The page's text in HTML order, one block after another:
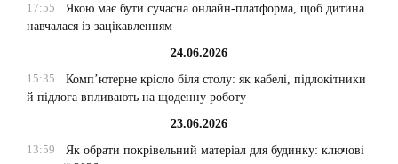
17:55
Якою має бути сучасна онлайн-платформа, щоб дитина
навчалася із зацікавленням
24.06.2026
15:35
Комп’ютерне крісло біля столу: як кабелі, підлокітники
й підлога впливають на щоденну роботу
23.06.2026
13:59
Як обрати покрівельний матеріал для будинку: ключові